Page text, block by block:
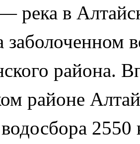
река в
заболоченном
района.
районе
2550